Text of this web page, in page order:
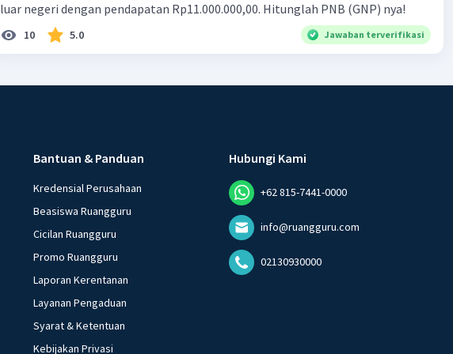
luar negeri dengan pendapatan Rp11.000.000,00. Hitunglah PNB (GNP) nya!
10 5.0 Jawaban terverifikasi
Bantuan & Panduan
Kredensial Perusahaan
Beasiswa Ruangguru
Cicilan Ruangguru
Promo Ruangguru
Laporan Kerentanan
Layanan Pengaduan
Syarat & Ketentuan
Kebijakan Privasi
Hubungi Kami
+62 815-7441-0000
info@ruangguru.com
02130930000